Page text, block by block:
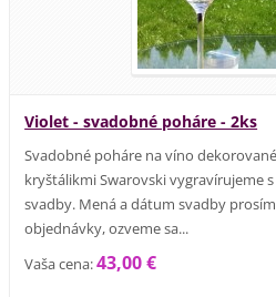
Violet - svadobné poháre - 2ks
Svadobné poháre na víno
kryštálikmi Swarovski vygravírujeme
svadby. Mená a dátum svadby
objednávky, ozveme sa...
Vaša cena:43,00 €